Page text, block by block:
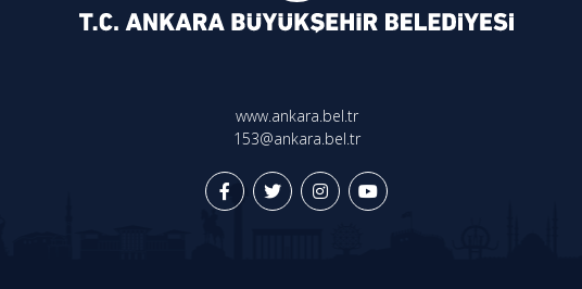
www.ankara.bel.tr
153@ankara.bel.tr